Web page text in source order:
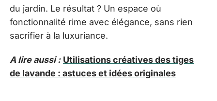
du jardin. Le résultat ? Un espace où
fonctionnalité rime avec élégance, sans rien
sacrifier à la luxuriance.
A lire aussi : Utilisations créatives des tiges
de lavande : astuces et idées originales